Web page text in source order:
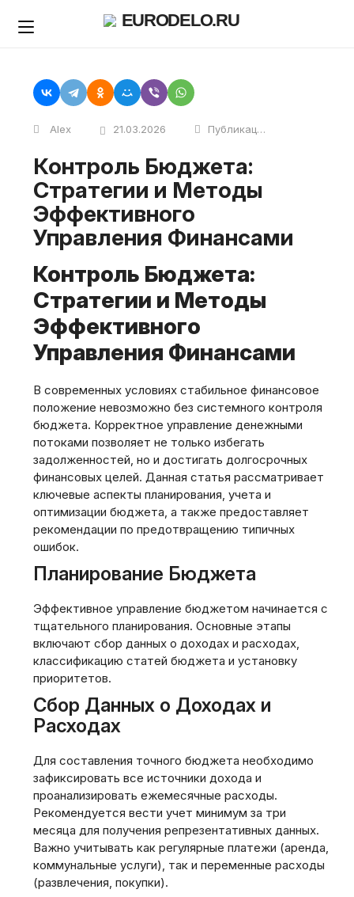
EURODELO.RU
Alex 21.03.2026 Публикации
Контроль Бюджета:
Стратегии и Методы
Эффективного
Управления Финансами
Контроль Бюджета:
Стратегии и Методы
Эффективного
Управления Финансами
В современных условиях стабильное финансовое
положение невозможно без системного контроля
бюджета. Корректное управление денежными
потоками позволяет не только избегать
задолженностей‚ но и достигать долгосрочных
финансовых целей. Данная статья рассматривает
ключевые аспекты планирования‚ учета и
оптимизации бюджета‚ а также предоставляет
рекомендации по предотвращению типичных
ошибок.
Планирование Бюджета
Эффективное управление бюджетом начинается с
тщательного планирования. Основные этапы
включают сбор данных о доходах и расходах‚
классификацию статей бюджета и установку
приоритетов.
Сбор Данных о Доходах и
Расходах
Для составления точного бюджета необходимо
зафиксировать все источники дохода и
проанализировать ежемесячные расходы.
Рекомендуется вести учет минимум за три
месяца для получения репрезентативных данных.
Важно учитывать как регулярные платежи (аренда‚
коммунальные услуги)‚ так и переменные расходы
(развлечения‚ покупки).